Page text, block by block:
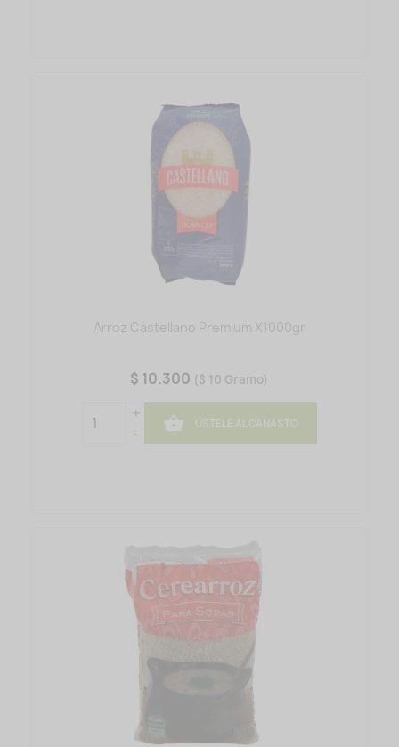
Arroz Castellano Premium X1000gr
$ 10.300 ($ 10 Gramo)
+
-
 ÚSTELE AL CANASTO